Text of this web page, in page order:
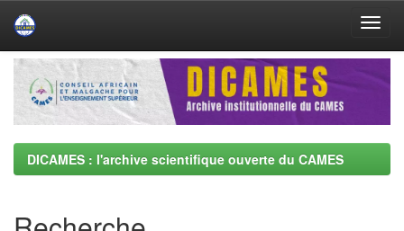
Skip
navigation
DICAMES : l'archive scientifique ouverte du CAMES